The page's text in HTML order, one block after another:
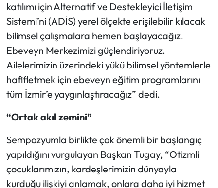
katılımı için Alternatif ve Destekleyici İletişim
Sistemi’ni (ADİS) yerel ölçekte erişilebilir kılacak
bilimsel çalışmalara hemen başlayacağız.
Ebeveyn Merkezimizi güçlendiriyoruz.
Ailelerimizin üzerindeki yükü bilimsel yöntemlerle
hafifletmek için ebeveyn eğitim programlarını
tüm İzmir’e yaygınlaştıracağız” dedi.
“Ortak akıl zemini”
Sempozyumla birlikte çok önemli bir başlangıç
yapıldığını vurgulayan Başkan Tugay, “Otizmli
çocuklarımızın, kardeşlerimizin dünyayla
kurduğu ilişkiyi anlamak, onlara daha iyi hizmet